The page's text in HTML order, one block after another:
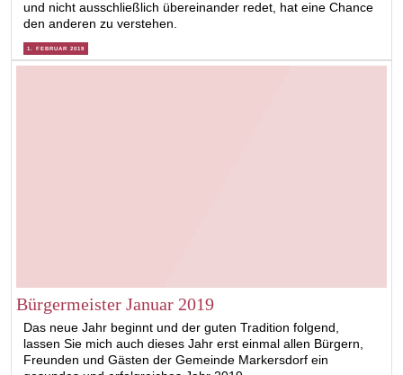
und nicht ausschließlich übereinander redet, hat eine Chance
den anderen zu verstehen.
1. FEBRUAR 2019
Bürgermeister Januar 2019
Das neue Jahr beginnt und der guten Tradition folgend,
lassen Sie mich auch dieses Jahr erst einmal allen Bürgern,
Freunden und Gästen der Gemeinde Markersdorf ein